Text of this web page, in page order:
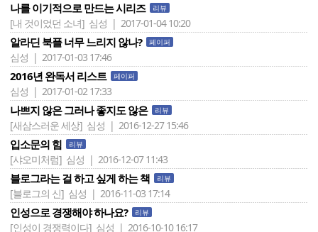
나를 이기적으로 만드는 시리즈 리뷰
[내 것이었던 소녀] 심성 | 2017-01-04 10:20
알라딘 북플 너무 느리지 않나? 페이퍼
심성 | 2017-01-03 17:46
2016년 완독서 리스트 페이퍼
심성 | 2017-01-02 17:33
나쁘지 않은 그러나 좋지도 않은 리뷰
[새삼스러운 세상] 심성 | 2016-12-27 15:46
입소문의 힘 리뷰
[샤오미처럼] 심성 | 2016-12-07 11:43
블로그라는 걸 하고 싶게 하는 책 리뷰
[블로그의 신] 심성 | 2016-11-03 17:14
인성으로 경쟁해야 하나요? 리뷰
[인성이 경쟁력이다] 심성 | 2016-10-10 16:17